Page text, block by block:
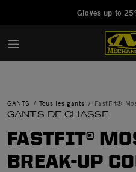
Gloves up to
GANTS Tous les gants FastFit®
GANTS DE CHASSE
FASTFIT®
BREAK-UP
Manage